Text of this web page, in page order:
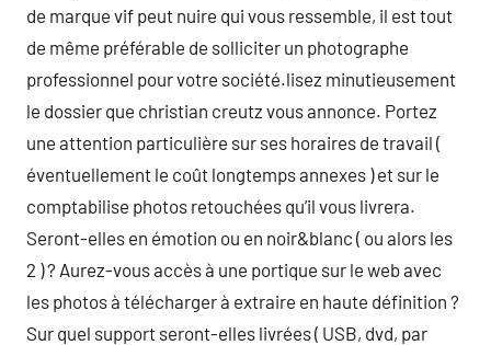
de marque vif peut nuire qui vous ressemble, il est tout
de même préférable de solliciter un photographe
professionnel pour votre société.lisez minutieusement
le dossier que christian creutz vous annonce. Portez
une attention particulière sur ses horaires de travail (
éventuellement le coût longtemps annexes ) et sur le
comptabilise photos retouchées qu’il vous livrera.
Seront-elles en émotion ou en noir&blanc ( ou alors les
2 ) ? Aurez-vous accès à une portique sur le web avec
les photos à télécharger à extraire en haute définition ?
Sur quel support seront-elles livrées ( USB, dvd, par